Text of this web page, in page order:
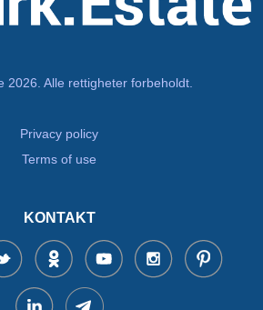
2026. Alle rettigheter forbeholdt.
Privacy policy
Terms of use
KONTAKT